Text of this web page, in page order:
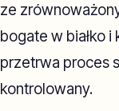
ze
bogate w białko
przetrwa proces
kontrolowany.